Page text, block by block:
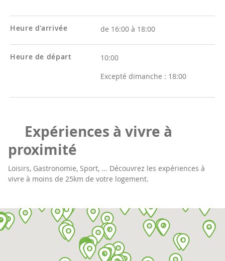
Heure d'arrivée de 16:00 à 18:00
Heure de départ
10:00
Excepté dimanche : 18:00
Expériences à vivre à
proximité
Loisirs, Gastronomie, Sport, ... Découvrez les expériences à
vivre à moins de 25km de votre logement.